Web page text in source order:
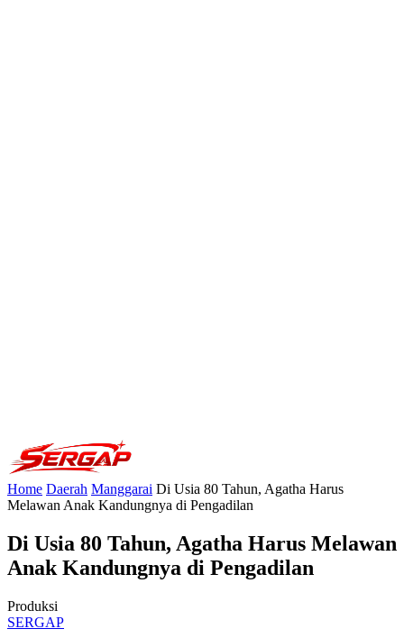
Home Daerah Manggarai Di Usia 80 Tahun, Agatha Harus
Melawan Anak Kandungnya di Pengadilan
Di Usia 80 Tahun, Agatha Harus Melawan
Anak Kandungnya di Pengadilan
Produksi
SERGAP